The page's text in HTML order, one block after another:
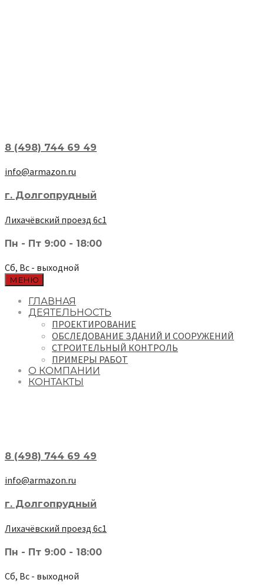
8 (498) 744 69 49
info@armazon.ru
г. Долгопрудный
Лихачёвский проезд 6с1
Пн - Пт 9:00 - 18:00
Сб, Вс - выходной
МЕНЮ
ГЛАВНАЯ
ДЕЯТЕЛЬНОСТЬ
ПРОЕКТИРОВАНИЕ
ОБСЛЕДОВАНИЕ ЗДАНИЙ И СООРУЖЕНИЙ
СТРОИТЕЛЬНЫЙ КОНТРОЛЬ
ПРИМЕРЫ РАБОТ
О КОМПАНИИ
КОНТАКТЫ
8 (498) 744 69 49
info@armazon.ru
г. Долгопрудный
Лихачёвский проезд 6с1
Пн - Пт 9:00 - 18:00
Сб, Вс - выходной